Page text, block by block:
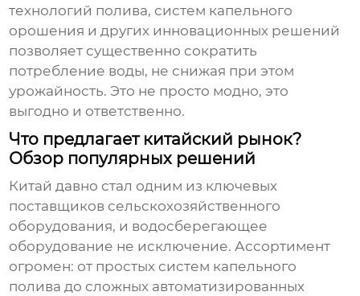
технологий полива, систем капельного
орошения и других инновационных решений
позволяет существенно сократить
потребление воды, не снижая при этом
урожайность. Это не просто модно, это
выгодно и ответственно.
Что предлагает китайский рынок?
Обзор популярных решений
Китай давно стал одним из ключевых
поставщиков сельскохозяйственного
оборудования, и водосберегающее
оборудование не исключение. Ассортимент
огромен: от простых систем капельного
полива до сложных автоматизированных